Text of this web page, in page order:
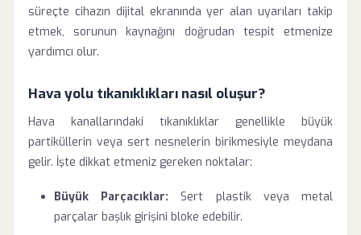
süreçte cihazın dijital ekranında yer alan uyarıları takip
etmek, sorunun kaynağını doğrudan tespit etmenize
yardımcı olur.
Hava yolu tıkanıklıkları nasıl oluşur?
Hava kanallarındaki tıkanıklıklar genellikle büyük
partiküllerin veya sert nesnelerin birikmesiyle meydana
gelir. İşte dikkat etmeniz gereken noktalar:
Büyük Parçacıklar: Sert plastik veya metal
parçalar başlık girişini bloke edebilir.